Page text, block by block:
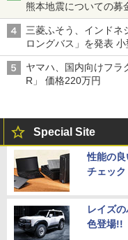
熊本地震についての募
三菱ふそう、インドネ
ロングバス」を発表
バス
ヤマハ、国内向けフラ
R」 価格220万円
Special Site
性能の
チェック
レイズ
色登場!!